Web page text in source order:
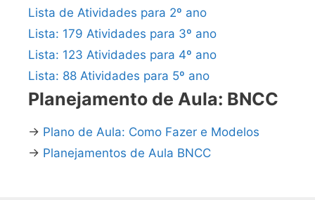
Lista de Atividades para 2º ano
Lista: 179 Atividades para 3º ano
Lista: 123 Atividades para 4º ano
Lista: 88 Atividades para 5º ano
Planejamento de Aula: BNCC
→ Plano de Aula: Como Fazer e Modelos
→ Planejamentos de Aula BNCC